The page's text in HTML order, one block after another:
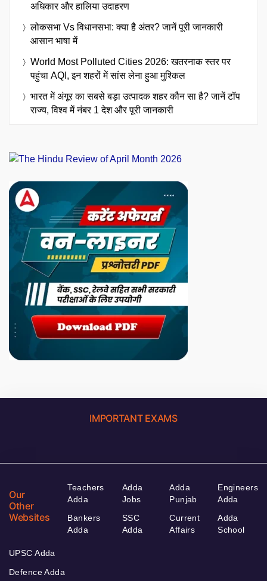
अधिकार और हालिया उदाहरण
लोकसभा Vs विधानसभा: क्या है अंतर? जानें पूरी जानकारी
आसान भाषा में
World Most Polluted Cities 2026: खतरनाक स्तर पर
पहुंचा AQI, इन शहरों में सांस लेना हुआ मुश्किल
भारत में अंगूर का सबसे बड़ा उत्पादक शहर कौन सा है? जानें टॉप
राज्य, विश्व में नंबर 1 देश और पूरी जानकारी
IMPORTANT EXAMS
Our
Other
Websites
Teachers
Adda
Bankers
Adda
Adda
Jobs
SSC
Adda
Adda
Punjab
Current
Affairs
Engineers
Adda
Adda
School
UPSC Adda
Defence Adda